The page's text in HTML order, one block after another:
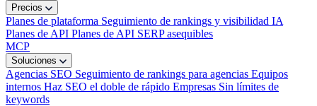
Precios
Planes de plataforma Seguimiento de rankings y visibilidad IA
Planes de API Planes de API SERP asequibles
MCP
Soluciones
Agencias SEO Seguimiento de rankings para agencias Equipos
internos Haz SEO el doble de rápido Empresas Sin límites de
keywords